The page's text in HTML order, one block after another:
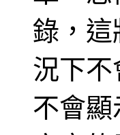
錄，
況下
不會